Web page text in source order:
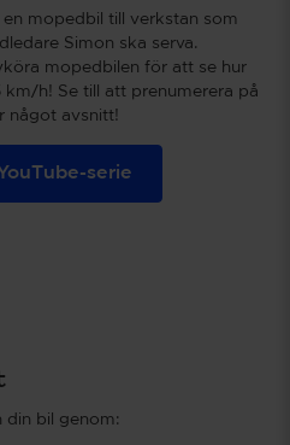
mopedbil till verkstan som
Simon ska serva.
mopedbilen för att se hur
h! Se till att prenumerera på
något avsnitt!
serie
bil genom: